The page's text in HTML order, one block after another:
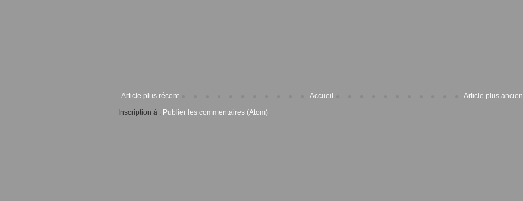
Article plus récent Article plus ancien
Accueil
Inscription à : Publier les commentaires (Atom)